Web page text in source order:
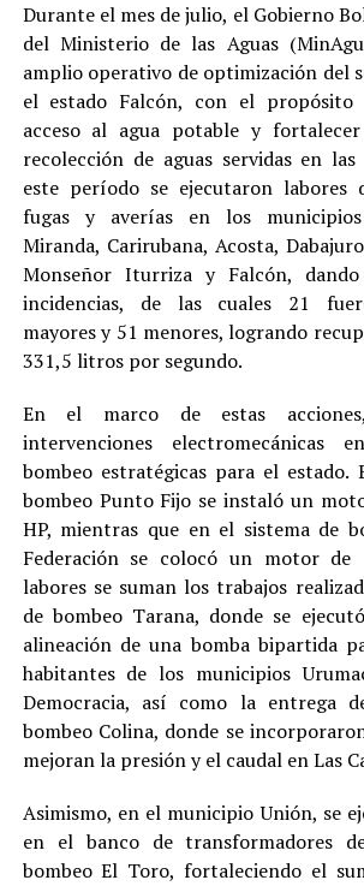
Durante el mes de julio, el Gobierno
del Ministerio de las Aguas
amplio operativo de optimización del
el estado Falcón, con el
acceso al agua potable y
recolección de aguas servidas en las
este período se ejecutaron labores
fugas y averías en los municipios
Miranda, Carirubana, Acosta,
Monseñor Iturriza y Falcón,
incidencias, de las cuales 21
mayores y 51 menores, logrando
331,5 litros por segundo.
En el marco de estas
intervenciones electromecánicas
bombeo estratégicas para el estado.
bombeo Punto Fijo se instaló un
HP, mientras que en el sistema de
Federación se colocó un motor de
labores se suman los trabajos
de bombeo Tarana, donde se
alineación de una bomba bipartida
habitantes de los municipios
Democracia, así como la entrega
bombeo Colina, donde se
mejoran la presión y el caudal en Las
Asimismo, en el municipio Unión, se
en el banco de transformadores
bombeo El Toro, fortaleciendo el